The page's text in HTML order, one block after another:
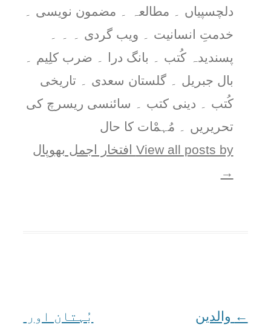
دلچسپیاں ۔ مطالعہ ۔ مضمون نویسی ۔
خدمتِ انسانیت ۔ ویب گردی ۔ ۔ ۔
پسندیدہ کُتب ۔ بانگ درا ۔ ضرب کلِیم ۔
بال جبریل ۔ گلستان سعدی ۔ تاریخی
کُتب ۔ دینی کتب ۔ سائنسی ریسرچ کی
تحریریں ۔ مُہمْات کا حال
View all posts by افتخار اجمل بھوپال
→
Post
← والدین
بُہتان اور